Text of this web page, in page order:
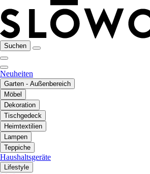
Suchen
Neuheiten
Garten - Außenbereich
Möbel
Dekoration
Tischgedeck
Heimtextilien
Lampen
Teppiche
Haushaltsgeräte
Lifestyle